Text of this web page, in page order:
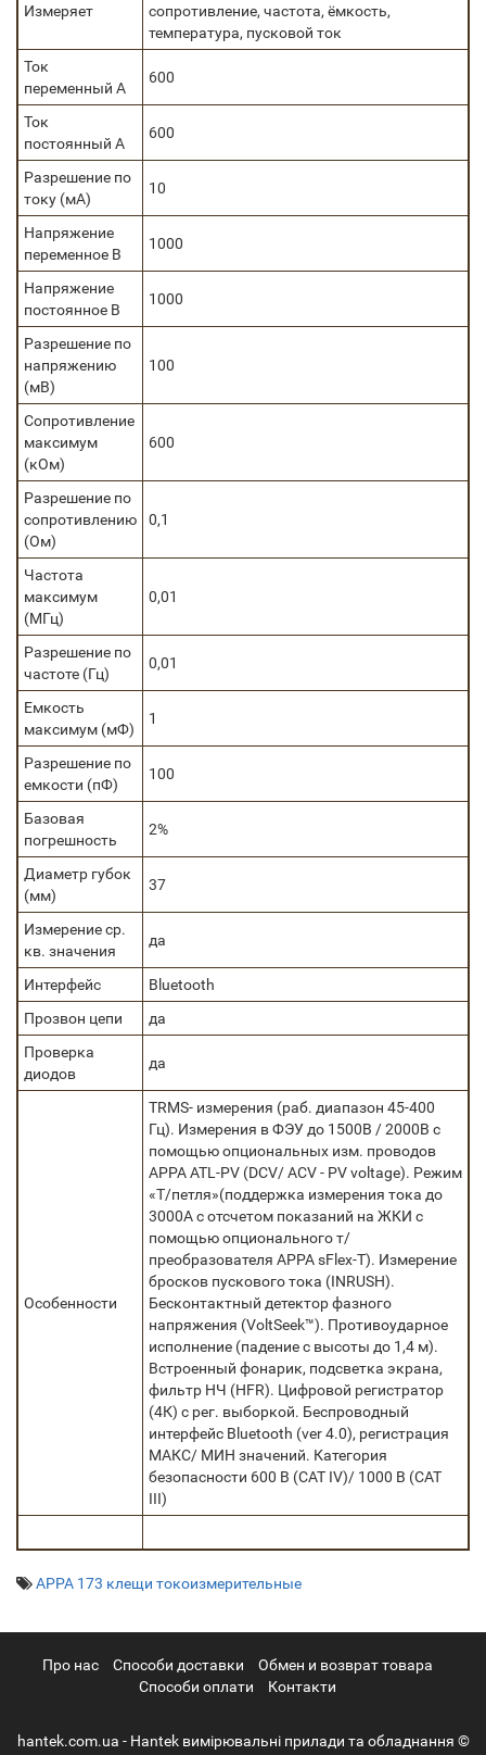
Измеряет
сопротивление, частота, ёмкость,
температура, пусковой ток
Ток
переменный А
600
Ток
постоянный А
600
Разрешение по
току (мА)
10
Напряжение
переменное В
1000
Напряжение
постоянное В
1000
Разрешение по
напряжению
(мВ)
100
Сопротивление
максимум
(кОм)
600
Разрешение по
сопротивлению
(Ом)
0,1
Частота
максимум
(МГц)
0,01
Разрешение по
частоте (Гц)
0,01
Емкость
максимум (мФ)
1
Разрешение по
емкости (пФ)
100
Базовая
погрешность
2%
Диаметр губок
(мм)
37
Измерение ср.
кв. значения
да
Интерфейс
Bluetooth
Прозвон цепи
да
Проверка
диодов
да
Особенности
TRMS- измерения (раб. диапазон 45-400
Гц). Измерения в ФЭУ до 1500В / 2000В с
помощью опциональных изм. проводов
APPA ATL-PV (DCV/ ACV - PV voltage). Режим
«Т/петля»(поддержка измерения тока до
3000А с отсчетом показаний на ЖКИ с
помощью опционального т/
преобразователя APPA sFlex-T). Измерение
бросков пускового тока (INRUSH).
Бесконтактный детектор фазного
напряжения (VoltSeek™). Противоударное
исполнение (падение с высоты до 1,4 м).
Встроенный фонарик, подсветка экрана,
фильтр НЧ (HFR). Цифровой регистратор
(4К) с рег. выборкой. Беспроводный
интерфейс Bluetooth (ver 4.0), регистрация
МАКС/ МИН значений. Категория
безопасности 600 В (CAT IV)/ 1000 В (CAT
III)
APPA 173 клещи токоизмерительные
Про нас Cпособи доставки
Обмен и возврат товара
Способи оплати
Контакти
hantek.com.ua - Hantek вимірювальні прилади та обладнання ©